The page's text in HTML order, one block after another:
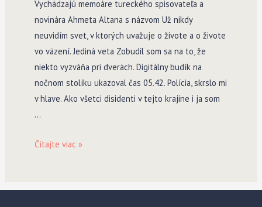
Vychádzajú memoáre tureckého spisovateľa a
novinára Ahmeta Altana s názvom Už nikdy
neuvidím svet, v ktorých uvažuje o živote a o živote
vo väzení. Jediná veta Zobudil som sa na to, že
niekto vyzváňa pri dverách. Digitálny budík na
nočnom stolíku ukazoval čas 05.42. Polícia, skrslo mi
v hlave. Ako všetci disidenti v tejto krajine i ja som
…
Už
svet
Čítajte viac »